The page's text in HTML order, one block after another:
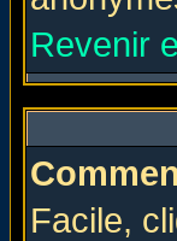
Revenir
Facile,